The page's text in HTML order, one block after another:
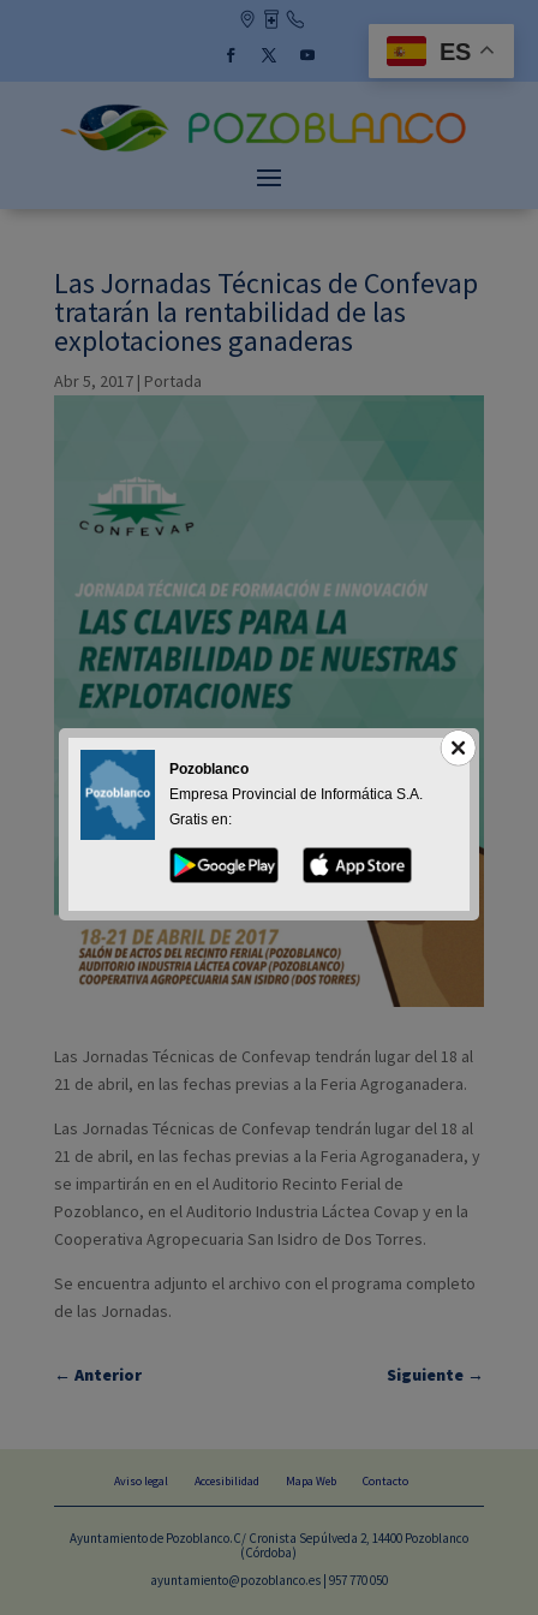
Las Jornadas Técnicas de Confevap
tratarán la rentabilidad de las
explotaciones ganaderas
Abr 5, 2017| Portada
Las Jornadas Técnicas de Confevap tendrán lugar del 18 al
21 de abril, en las fechas previas a la Feria Agroganadera.
Las Jornadas Técnicas de Confevap tendrán lugar del 18 al
21 de abril, en las fechas previas a la Feria Agroganadera, y
se impartirán en en el Auditorio Recinto Ferial de
Pozoblanco, en el Auditorio Industria Láctea Covap y en la
Cooperativa Agropecuaria San Isidro de Dos Torres.
Se encuentra adjunto el archivo con el programa completo
de las Jornadas.
← Anterior Siguiente →
Aviso legal Accesibilidad Mapa Web Contacto
Ayuntamiento de Pozoblanco.C/ Cronista Sepúlveda 2, 14400 Pozoblanco
(Córdoba)
ayuntamiento@pozoblanco.es | 957 770 050
ES
Pozoblanco
Empresa Provincial de Informática S.A.
Gratis en: